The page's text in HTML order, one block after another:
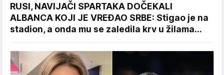
RUSI, NAVIJAČI SPARTAKA DOČEKALI
ALBANCA KOJI JE VREĐAO SRBE: Stigao je na
stadion, a onda mu se zaledila krv u žilama...